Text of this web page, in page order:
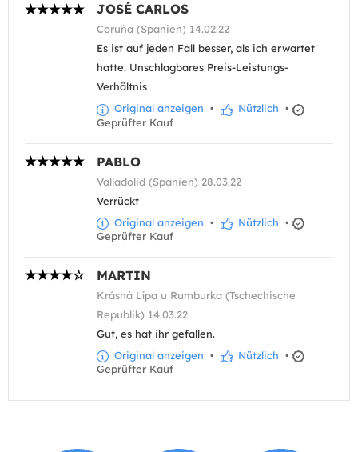
JOSÉ CARLOS
Coruña (Spanien) 14.02.22
Es ist auf jeden Fall besser, als ich erwartet
hatte. Unschlagbares Preis-Leistungs-
Verhältnis
Original anzeigen • Nützlich •
Geprüfter Kauf
PABLO
Valladolid (Spanien) 28.03.22
Verrückt
Original anzeigen • Nützlich •
Geprüfter Kauf
MARTIN
Krásná Lípa u Rumburka (Tschechische
Republik) 14.03.22
Gut, es hat ihr gefallen.
Original anzeigen • Nützlich •
Geprüfter Kauf